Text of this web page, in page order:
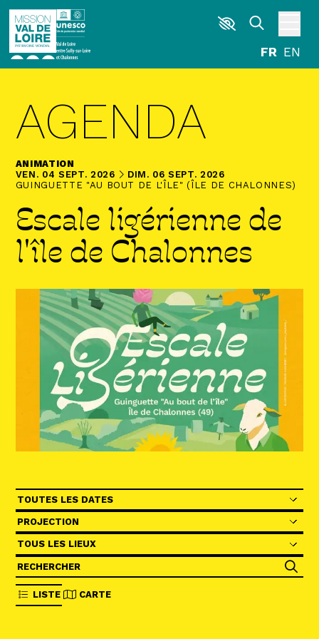
Aller au contenu principal
AGENDA
ANIMATION
DU
VENDREDI
VEN. 04 SEPTEMBRE
SEPT. 2026 AU
DIMANCHE
DIM. 06 SEPTEMBRE
SEPT. 2026
GUINGUETTE "AU BOUT DE L'ÎLE" (ÎLE DE CHALONNES)
Escale ligérienne de
l'île de Chalonnes
Les périodes
Catégories
Lieu (field_evt_location)
Grouper le filtre des champs
LISTE CARTE
DÉCOUVRIR
EXPLORER
HABITER
AGENDA
ACTUALITÉS
RESSOURCES
ICONOTHÈQUE
LA MISSION VAL DE LOIRE
G La Garzette
Le journal le plus lu les pieds dans l'eau.
Abonnez-vous !
La Newsletter
Les dernières nouvelles du Val de Loire
patrimoine mondial délivrées directement
dans votre boîte mail.